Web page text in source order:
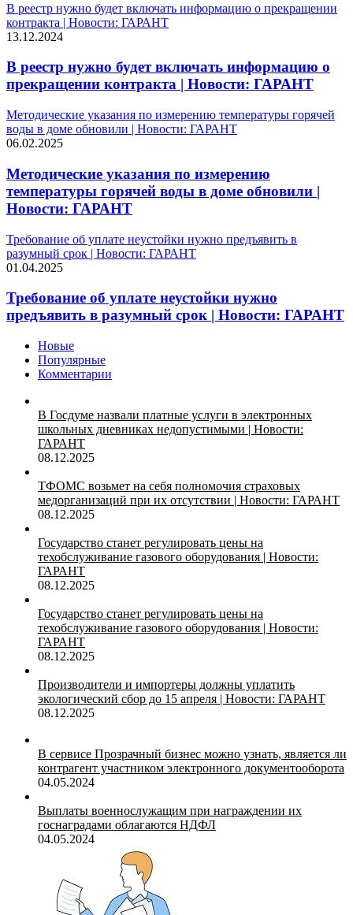
В реестр нужно будет включать информацию о прекращении
контракта | Новости: ГАРАНТ
13.12.2024
В реестр нужно будет включать информацию о
прекращении контракта | Новости: ГАРАНТ
Методические указания по измерению температуры горячей
воды в доме обновили | Новости: ГАРАНТ
06.02.2025
Методические указания по измерению
температуры горячей воды в доме обновили |
Новости: ГАРАНТ
Требование об уплате неустойки нужно предъявить в
разумный срок | Новости: ГАРАНТ
01.04.2025
Требование об уплате неустойки нужно
предъявить в разумный срок | Новости: ГАРАНТ
Новые
Популярные
Комментарии
В Госдуме назвали платные услуги в электронных
школьных дневниках недопустимыми | Новости:
ГАРАНТ
08.12.2025
ТФОМС возьмет на себя полномочия страховых
медорганизаций при их отсутствии | Новости: ГАРАНТ
08.12.2025
Государство станет регулировать цены на
техобслуживание газового оборудования | Новости:
ГАРАНТ
08.12.2025
Государство станет регулировать цены на
техобслуживание газового оборудования | Новости:
ГАРАНТ
08.12.2025
Производители и импортеры должны уплатить
экологический сбор до 15 апреля | Новости: ГАРАНТ
08.12.2025
В сервисе Прозрачный бизнес можно узнать, является ли
контрагент участником электронного документооборота
04.05.2024
Выплаты военнослужащим при награждении их
госнаградами облагаются НДФЛ
04.05.2024